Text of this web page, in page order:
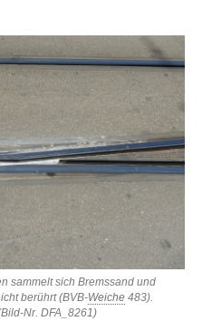
sammelt sich Bremssand und
berührt (BVB-Weiche 483).
Nr. DFA_8261)